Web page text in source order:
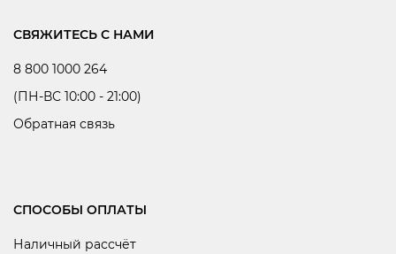
СВЯЖИТЕСЬ С НАМИ
8 800 1000 264
(ПН-ВС 10:00 - 21:00)
Обратная связь
СПОСОБЫ ОПЛАТЫ
Наличный рассчёт